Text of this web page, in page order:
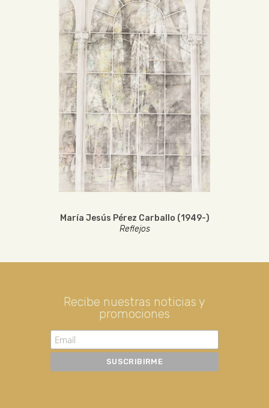
María Jesús Pérez Carballo (1949-)
Reflejos
Recibe nuestras noticias y
promociones